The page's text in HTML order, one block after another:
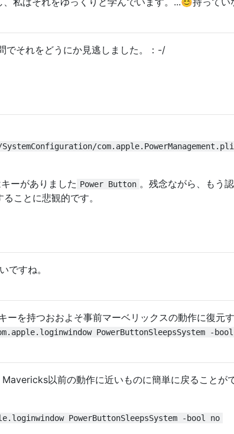
でそれをどうにか見逃しました。：-/
ーがありました Power Button 。残念ながら、もう
ことに悲観的です。
ですね。
ーを持つおおよそ事前マーベリックスの動作に復元
PowerButtonSleepsSystem -bool
以前の動作に近いものに簡単に戻ることがで
PowerButtonSleepsSystem -bool no